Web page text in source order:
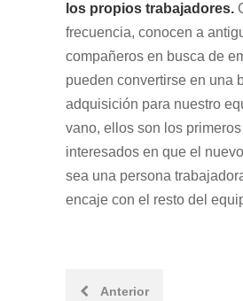
los propios trabajadores.
frecuencia, conocen a
compañeros en busca de
pueden convertirse en una
adquisición para nuestro
vano, ellos son los primeros
interesados en que el
sea una persona
encaje con el resto del
PostAnterior